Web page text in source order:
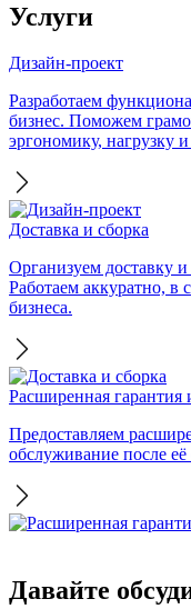
Услуги
Дизайн-проект
Разработаем
бизнес. Поможем
эргономику, нагрузку
Доставка и сборка
Организуем доставку
Работаем аккуратно, в
бизнеса.
Расширенная гарантия
Предоставляем
обслуживание после её
Давайте